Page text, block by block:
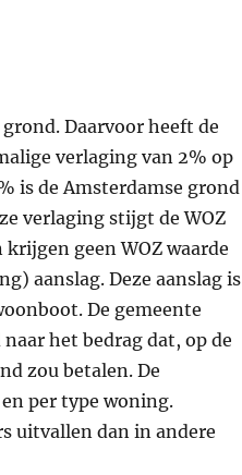
Daarvoor heeft de
verlaging van 2% op
is de Amsterdamse grond
verlaging stijgt de WOZ
geen WOZ waarde
aanslag. Deze aanslag is
De gemeente
het bedrag dat, op de
zou betalen. De
per type woning.
uitvallen dan in andere